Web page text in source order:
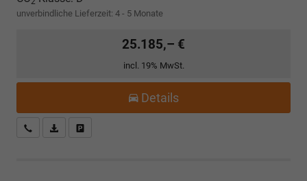
unverbindliche Lieferzeit: 4 - 5 Monate
25.185,– €
incl. 19% MwSt.
Details
Kostenloser Rückruf-Service
PDF-Datei, Fahrzeugexposé drucken